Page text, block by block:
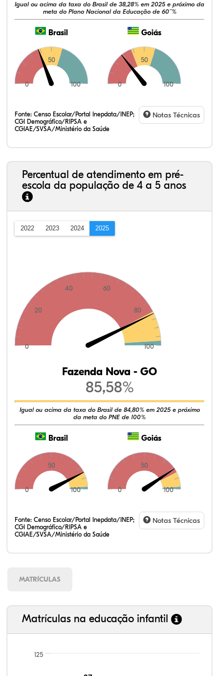
Igual ou acima da taxa do Brasil de 38,28% em 2025 e próximo da
meta do Plano Nacional da Educação de 60¨%
Brasil
0
50
100
Goiás
0
50
100
Fonte: Censo Escolar/Portal Inepdata/INEP;
CGI Demográfico/RIPSA e
CGIAE/SVSA/Ministério da Saúde
Notas Técnicas
Percentual de atendimento em pré-
escola da população de 4 a 5 anos
2022 2023 2024 2025
0
20
40 60
80
100
Fazenda Nova - GO
85,58%
Igual ou acima da taxa do Brasil de 84,80% em 2025 e próximo
da meta do PNE de 100%
Brasil
0
50
100
Goiás
0
50
100
Fonte: Censo Escolar/Portal Inepdata/INEP;
CGI Demográfico/RIPSA e
CGIAE/SVSA/Ministério da Saúde
Notas Técnicas
MATRÍCULAS
Matrículas na educação infantil
125